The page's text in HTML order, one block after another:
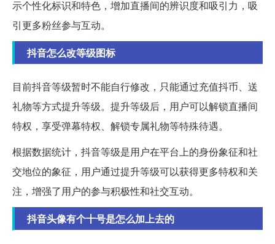
示个性化标识和特色，增加直播间的辨识度和吸引力，吸
引更多粉丝参与互动。
抖音怎么改等级图标
目前抖音等级暂时不能自行修改，只能通过充值抖币、送
礼物等方式提升等级。提升等级后，用户可以解锁直播间
特权，享受弹幕特权、解锁专属礼物等特殊待遇。
根据数据统计，抖音等级是用户在平台上的身份象征和社
交地位的象征，用户通过提升等级可以获得更多特权和关
注，增强了用户的参与积极性和社交互动。
抖音头像有个十号是怎么加上去的